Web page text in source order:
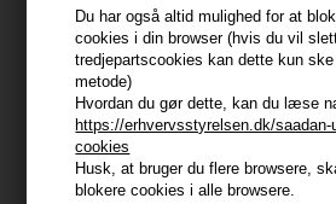
Du har også altid mulighed for at
cookies i din browser (hvis du vil
tredjepartscookies kan dette kun
metode)
Hvordan du gør dette, kan du læse
https://erhvervsstyrelsen.dk/saadan-
cookies
Husk, at bruger du flere browsere,
blokere cookies i alle browsere.
GLYNT HYDRO Conditioner
200ml
159,00 DKK
290,00